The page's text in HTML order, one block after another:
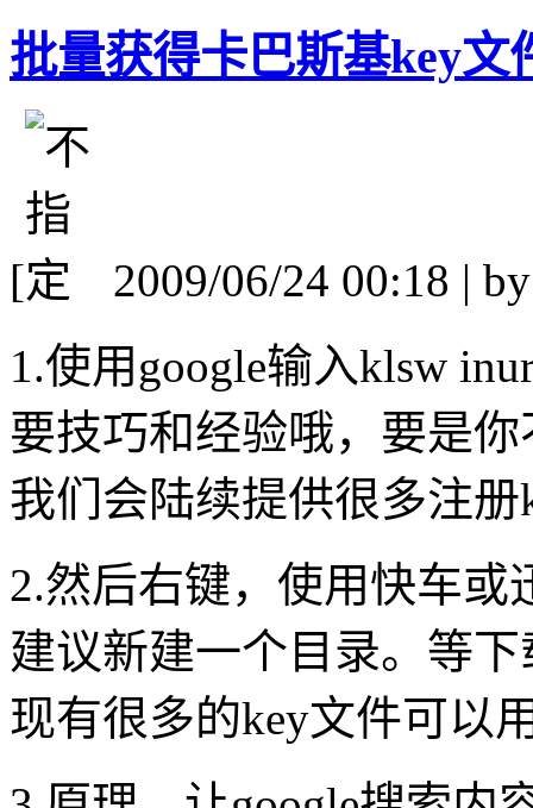
批量获得卡巴斯基key文
[
2009/06/24 00:18 |
1.使用google输入klsw
要技巧和经验哦，要是
我们会陆续提供很多注册
2.然后右键，使用快车或
建议新建一个目录。等
现有很多的key文件可以